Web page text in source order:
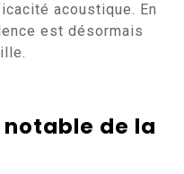
acoustique. En
est désormais
de la